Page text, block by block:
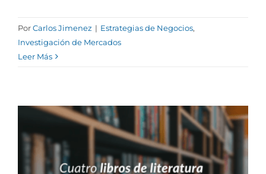
PorCarlos Jimenez | Estrategias de Negocios,
Investigación de Mercados
Leer Más